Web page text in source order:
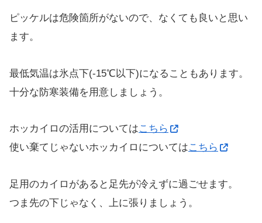
ピッケルは危険箇所がないので、なくても良いと思い
ます。
最低気温は氷点下(-15℃以下)になることもあります。
十分な防寒装備を用意しましょう。
ホッカイロの活用についてはこちら
使い棄てじゃないホッカイロについてはこちら
足用のカイロがあると足先が冷えずに過ごせます。
つま先の下じゃなく、上に張りましょう。